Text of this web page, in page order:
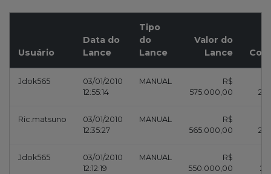
Usuário
Data do
Lance
Tipo
do
Lance
Valor do
Lance
Jdok565
03/01/2010
12:55:14
MANUAL
R$
575.000,00
Ric.matsuno
03/01/2010
12:35:27
MANUAL
R$
565.000,00
Jdok565
03/01/2010
12:12:19
MANUAL
R$
550.000,00